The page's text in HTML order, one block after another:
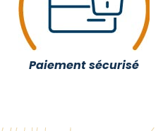
Paiement sécurisé